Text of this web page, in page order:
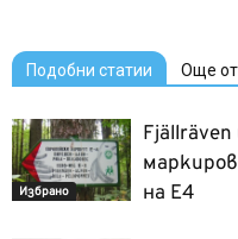
Подобни статии Още
Избрано
на Е4